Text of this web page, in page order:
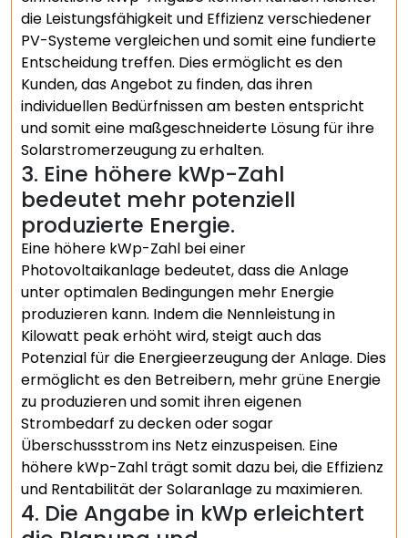
die Leistungsfähigkeit und Effizienz verschiedener
PV-Systeme vergleichen und somit eine fundierte
Entscheidung treffen. Dies ermöglicht es den
Kunden, das Angebot zu finden, das ihren
individuellen Bedürfnissen am besten entspricht
und somit eine maßgeschneiderte Lösung für ihre
Solarstromerzeugung zu erhalten.
3. Eine höhere kWp-Zahl
bedeutet mehr potenziell
produzierte Energie.
Eine höhere kWp-Zahl bei einer
Photovoltaikanlage bedeutet, dass die Anlage
unter optimalen Bedingungen mehr Energie
produzieren kann. Indem die Nennleistung in
Kilowatt peak erhöht wird, steigt auch das
Potenzial für die Energieerzeugung der Anlage. Dies
ermöglicht es den Betreibern, mehr grüne Energie
zu produzieren und somit ihren eigenen
Strombedarf zu decken oder sogar
Überschussstrom ins Netz einzuspeisen. Eine
höhere kWp-Zahl trägt somit dazu bei, die Effizienz
und Rentabilität der Solaranlage zu maximieren.
4. Die Angabe in kWp erleichtert